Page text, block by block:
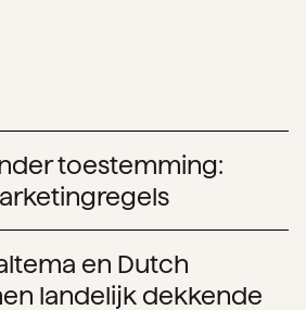
toestemming:
en Dutch
landelijk dekkende